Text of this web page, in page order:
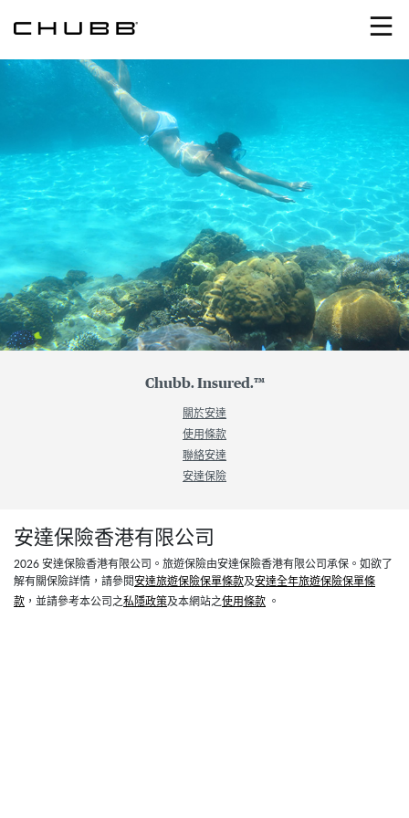
Search
Chubb. Insured.™
關於安達
使用條款
聯絡安達
安達保險
安達保險香港有限公司
2026安達保險香港有限公司。旅遊保險由安達保險香港有限公司承保。如欲了
解有關保險詳情，請參閱安達旅遊保險保單條款及安達全年旅遊保險保單條
款 ，並請參考本公司之私隱政策及本網站之使用條款 。